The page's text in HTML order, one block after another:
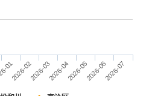
012026-022026-032026-042026-052026-062026-07